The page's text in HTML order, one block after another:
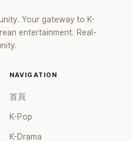
Your gateway to K-
entertainment. Real-
NAVIGATION
首頁
K-Pop
K-Drama